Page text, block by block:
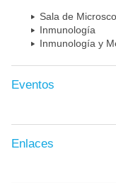
Sala de
Inmunología
Inmunología y
Eventos
Enlaces